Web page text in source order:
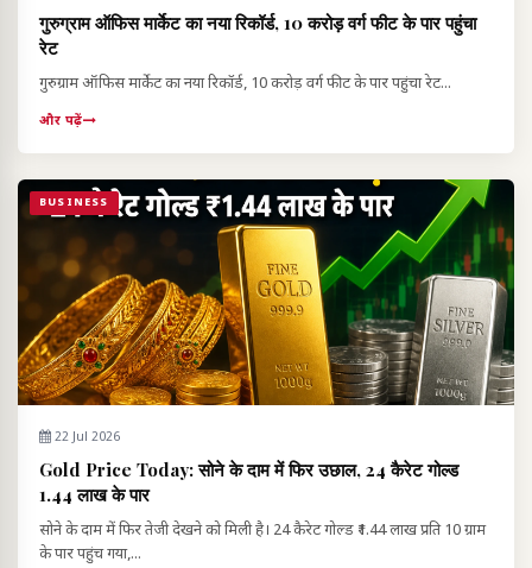
गुरुग्राम ऑफिस मार्केट का नया रिकॉर्ड, 10 करोड़ वर्ग फीट के पार पहुंचा
रेट
गुरुग्राम ऑफिस मार्केट का नया रिकॉर्ड, 10 करोड़ वर्ग फीट के पार पहुंचा रेट...
और पढ़ें
BUSINESS
22 Jul 2026
Gold Price Today: सोने के दाम में फिर उछाल, 24 कैरेट गोल्ड
₹1.44 लाख के पार
सोने के दाम में फिर तेजी देखने को मिली है। 24 कैरेट गोल्ड ₹1.44 लाख प्रति 10 ग्राम
के पार पहुंच गया,...